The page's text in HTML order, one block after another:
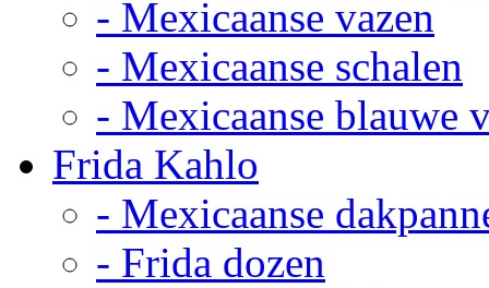
- Mexicaanse vazen
- Mexicaanse schalen
- Mexicaanse blauwe
Frida Kahlo
- Mexicaanse
- Frida dozen